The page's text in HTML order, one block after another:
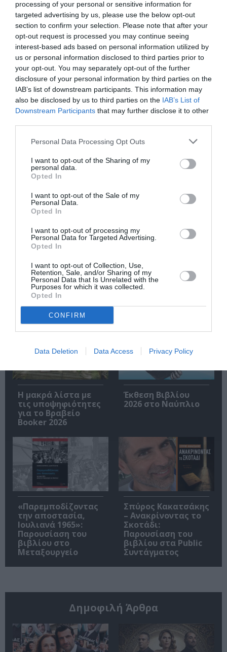
processing of your personal or sensitive information for
targeted advertising by us, please use the below opt-out
section to confirm your selection. Please note that after your
opt-out request is processed you may continue seeing
interest-based ads based on personal information utilized by
us or personal information disclosed to third parties prior to
your opt-out. You may separately opt-out of the further
disclosure of your personal information by third parties on the
IAB’s list of downstream participants. This information may
also be disclosed by us to third parties on the IAB’s List of
Downstream Participants that may further disclose it to other
Personal Data Processing Opt Outs
I want to opt-out of the Sharing of my
personal data.
Opted In
I want to opt-out of the Sale of my
Personal Data.
Opted In
I want to opt-out of processing my
Personal Data for Targeted Advertising.
Opted In
I want to opt-out of Collection, Use,
Retention, Sale, and/or Sharing of my
Personal Data that Is Unrelated with the
Purposes for which it was collected.
Opted In
CONFIRM
Data Deletion Data Access Privacy Policy
Ακολουθήστε το Culturenow.gr στο Google News
μάθετε πρώτοι όλες τις ειδήσεις
Δείτε όλα τατελευταία νέαγια την Τέχνη και τον
Πολιτισμό στοCulturenow.gr
Νέοι Διαγωνισμοί ❯
Tags
Newsletter
Κάθε βδομάδα στο e-mail σας τα τελευταία νέα για
Σχετικά Άρθρα
Η μακρά λίστα με
τις υποψηφιότητες
για το Βραβείο
Booker 2026
Έκθεση Βιβλίου
2026 στο Ναύπλιο
«Παρεμποδίζοντας
την αποστασία,
Ιουλιανά 1965»:
Παρουσίαση του
βιβλίου στο
Μεταξουργείο
Σπύρος Κακατσάκης
– Ανακρίνοντας το
Σκοτάδι:
Παρουσίαση του
βιβλίου στα Public
Συντάγματος
Δημοφιλή Άρθρα